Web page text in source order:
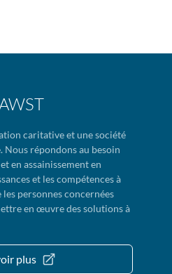
caritative et une société
Nous répondons au besoin
en assainissement en
et les compétences à
personnes concernées
en œuvre des solutions à
plus